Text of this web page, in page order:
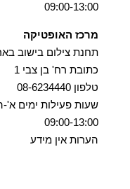
09:00-13:00
מרכז האופטיקה
תחנת צילום בישוב
כתובת רח' בן צבי 1
טלפון 08-6234440
09:00-13:00
הערות אין מידע